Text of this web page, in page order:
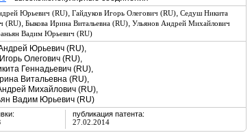
Юрьевич (RU), Гайдуков Игорь Олегович (RU), Седуш Никита
(RU), Быкова Ирина Витальевна (RU), Ульянов Андрей Михайлович
Вадим Юрьевич (RU)
Юрьевич (RU),
Олегович (RU),
Геннадьевич (RU),
Витальевна (RU),
Михайлович (RU),
Вадим Юрьевич (RU)
публикация патента:
27.02.2014